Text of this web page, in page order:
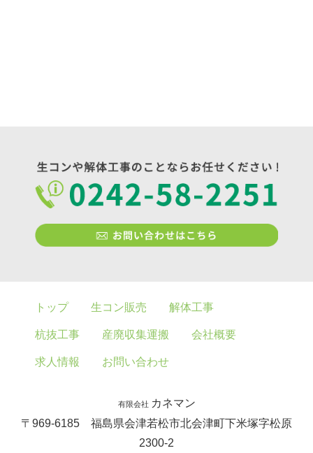
トップ 生コン販売 解体工事
杭抜工事 産廃収集運搬 会社概要
求人情報 お問い合わせ
有限会社 カネマン
〒969-6185 福島県会津若松市北会津町下米塚字松原
2300-2